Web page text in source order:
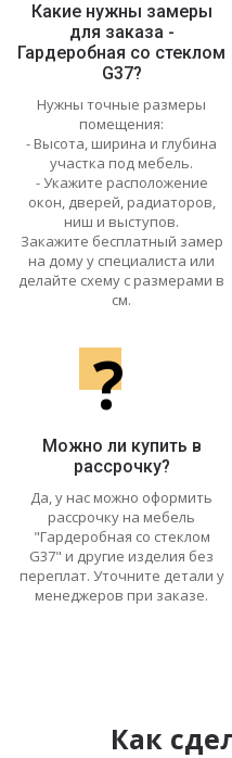
Какие нужны замеры
для заказа -
Гардеробная со стеклом
G37?
Нужны точные размеры
помещения:
- Высота, ширина и глубина
участка под мебель.
- Укажите расположение
окон, дверей, радиаторов,
ниш и выступов.
Закажите бесплатный замер
на дому у специалиста или
делайте схему с размерами в
см.
?
Можно ли купить в
рассрочку?
Да, у нас можно оформить
рассрочку на мебель
"Гардеробная со стеклом
G37" и другие изделия без
переплат. Уточните детали у
менеджеров при заказе.
Как